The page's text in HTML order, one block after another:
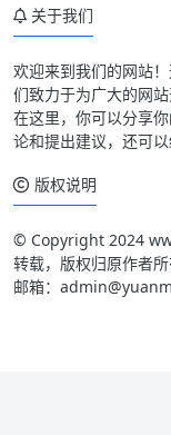
关于我们
欢迎来到我们的网站
们致力于为广大的网
在这里，你可以分享
论和提出建议，还可以
版权说明
© Copyright 2024
转载，版权归原作者
邮箱：